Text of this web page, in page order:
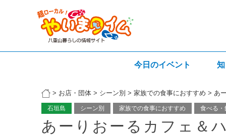
今日のイベント
> お店・団体 > シーン別 > 家族での食事におすすめ > あ
石垣島 シーン別 家族での食事におすすめ 食べる・
あーりおーるカフェ＆